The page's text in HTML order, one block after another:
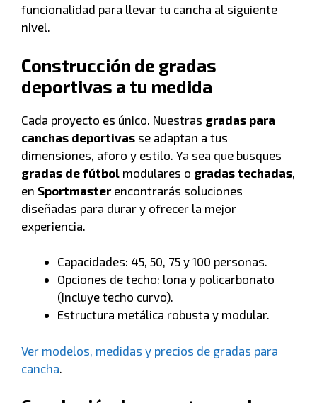
funcionalidad para llevar tu cancha al siguiente
nivel.
Construcción de gradas
deportivas a tu medida
Cada proyecto es único. Nuestras gradas para
canchas deportivas se adaptan a tus
dimensiones, aforo y estilo. Ya sea que busques
gradas de fútbol modulares o gradas techadas
en Sportmasterencontrarás soluciones
diseñadas para durar y ofrecer la mejor
experiencia.
Capacidades: 45, 50, 75 y 100 personas.
Opciones de techo: lona y policarbonato
(incluye techo curvo).
Estructura metálica robusta y modular.
Ver modelos, medidas y precios de gradas para
cancha